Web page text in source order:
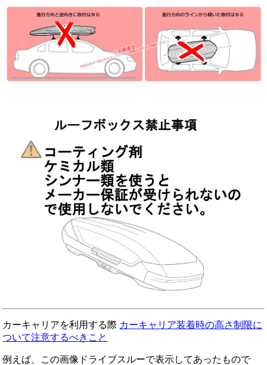
カーキャリアを利用する際 カーキャリア装着時の高さ制限に
ついて注意するべきこと
例えば、この画像ドライブスルーで表示してあったもので